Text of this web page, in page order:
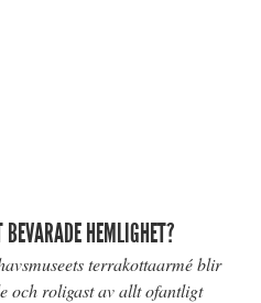
HEMLIGHET?
terrakottaarmé blir
och roligast av allt ofantligt